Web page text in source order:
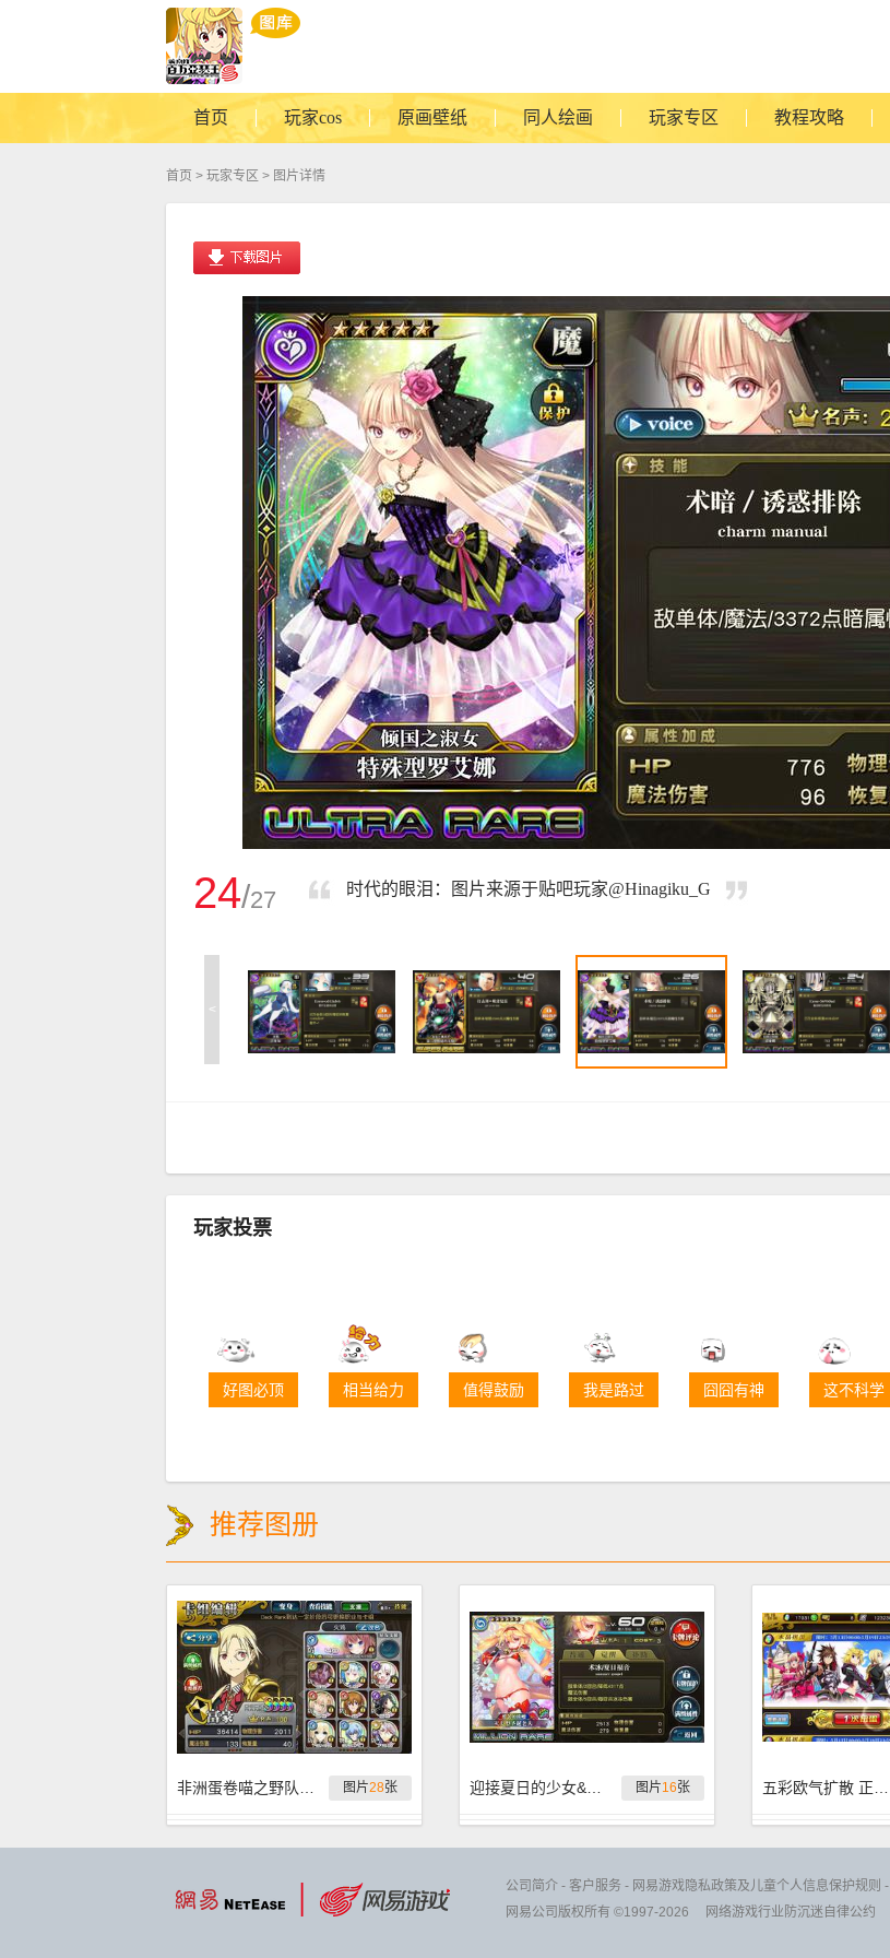
首页 玩家cos 原画壁纸 同人绘画 玩家专区 教程攻略
首页 > 玩家专区 > 图片详情
24/27 时代的眼泪：图片来源于贴吧玩家@Hinagiku_G
<
玩家投票
好图必顶 相当给力 值得鼓励 我是路过 囧囧有神 这不科学
推荐图册
图片28张 图片16张
公司简介 - 客户服务 - 网易游戏隐私政策及儿童个人信息保护规则 -
网易公司版权所有 ©1997-2026
网络游戏行业防沉迷自律公约